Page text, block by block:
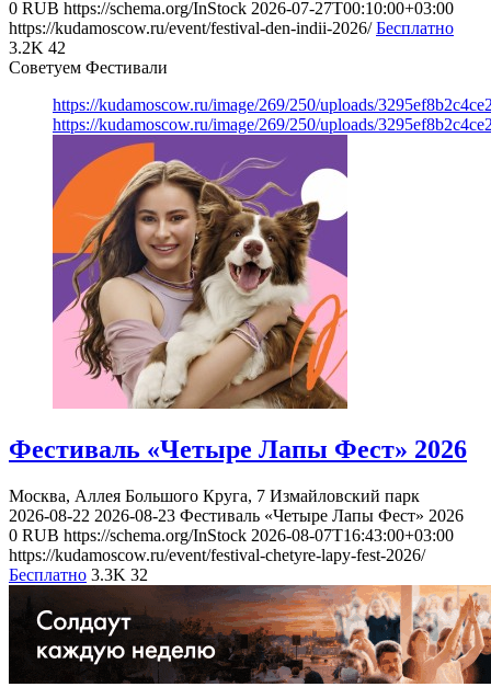
0 RUB https://schema.org/InStock 2026-07-27T00:10:00+03:00
https://kudamoscow.ru/event/festival-den-indii-2026/ Бесплатно
3.2K 42
Советуем Фестивали
https://kudamoscow.ru/image/269/250/uploads/
https://kudamoscow.ru/image/269/250/uploads/
Фестиваль «Четыре Лапы Фест» 2026
Москва, Аллея Большого Круга, 7 Измайловский парк
2026-08-22 2026-08-23 Фестиваль «Четыре Лапы Фест» 2026
0 RUB https://schema.org/InStock 2026-08-07T16:43:00+03:00
https://kudamoscow.ru/event/festival-chetyre-lapy-fest-2026/
Бесплатно 3.3K 32